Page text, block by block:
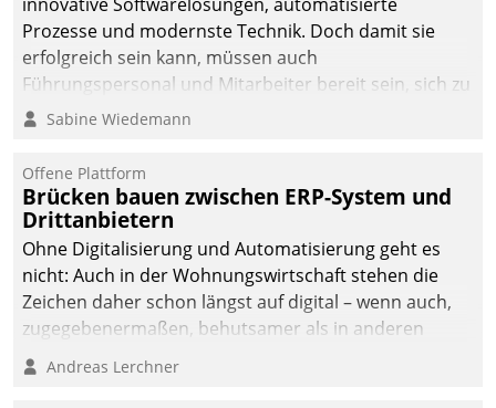
Prozesse und modernste Technik. Doch damit sie
erfolgreich sein kann, müssen auch
Führungspersonal und Mitarbeiter bereit sein, sich zu
verändern und anzupassen, sonst werden sie an ihr
Sabine Wiedemann
Offene Plattform
Brücken bauen zwischen ERP-System und
Drittanbietern
Ohne Digitalisierung und Automatisierung geht es
nicht: Auch in der Wohnungswirtschaft stehen die
Zeichen daher schon längst auf digital – wenn auch,
zugegebenermaßen, behutsamer als in anderen
Branchen.
Andreas Lerchner